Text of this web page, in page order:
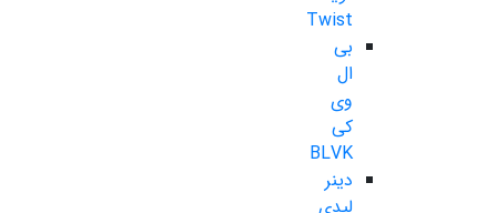
Twist
بی
ال
وی
کی
BLVK
دینر
لیدی